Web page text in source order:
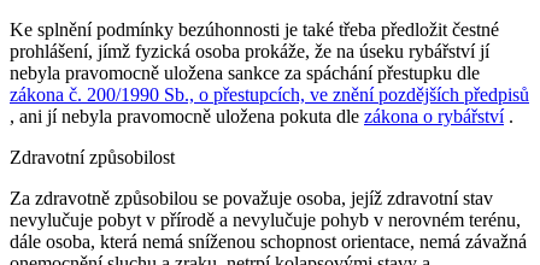
Ke splnění podmínky bezúhonnosti je také třeba předložit čestné
prohlášení, jímž fyzická osoba prokáže, že na úseku rybářství jí
nebyla pravomocně uložena sankce za spáchání přestupku dle
zákona č. 200/1990 Sb., o přestupcích, ve znění pozdějších předpisů
, ani jí nebyla pravomocně uložena pokuta dle zákona o rybářství.
Zdravotní způsobilost
Za zdravotně způsobilou se považuje osoba, jejíž zdravotní stav
nevylučuje pobyt v přírodě a nevylučuje pohyb v nerovném terénu,
dále osoba, která nemá sníženou schopnost orientace, nemá závažná